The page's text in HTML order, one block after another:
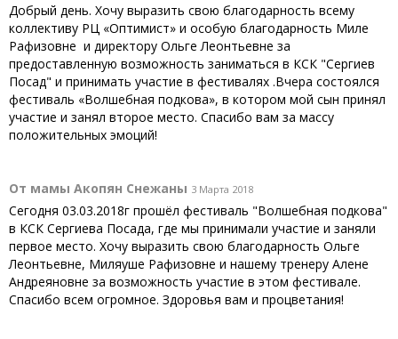
Добрый день. Хочу выразить свою благодарность всему
коллективу РЦ «Оптимист» и особую благодарность Миле
Рафизовне и директору Ольге Леонтьевне за
предоставленную возможность заниматься в КСК "Сергиев
Посад" и принимать участие в фестивалях .Вчера состоялся
фестиваль «Волшебная подкова», в котором мой сын принял
участие и занял второе место. Спасибо вам за массу
положительных эмоций!
От мамы Акопян Снежаны 3 Марта 2018
Сегодня 03.03.2018г прошёл фестиваль "Волшебная подкова"
в КСК Сергиева Посада, где мы принимали участие и заняли
первое место. Хочу выразить свою благодарность Ольге
Леонтьевне, Миляуше Рафизовне и нашему тренеру Алене
Андреяновне за возможность участие в этом фестивале.
Спасибо всем огромное. Здоровья вам и процветания!